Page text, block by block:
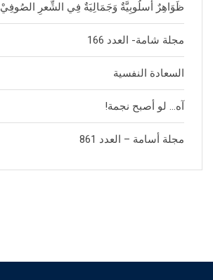
ظَوَاهِرٌ أُسلُوبِيَّةٌ وَجَمَالِيَةٌ فِي الشِّعرِ الصُوفِيْ
مجلة شامة- العدد 166
السعادة النفسية
آه… لو أصبح نجمة!
مجلة أسامة – العدد 861